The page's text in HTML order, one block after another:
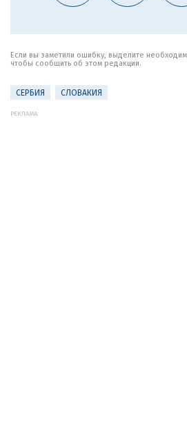
Если вы заметили ошибку, выделите
чтобы сообщить об этом редакции.
СЕРБИЯ СЛОВАКИЯ
РЕКЛАМА: